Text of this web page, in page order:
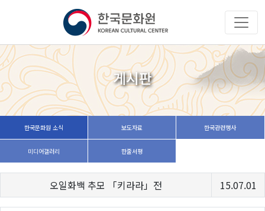
게시판
한국문화원 소식 보도자료 한국관련행사
미디어갤러리 한줄서평
오일화백 추모 「키라라」전 15.07.01